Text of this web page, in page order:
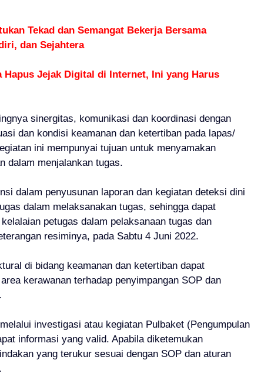
Tekad dan Semangat Bekerja Bersama
dan Sejahtera
Hapus Jejak Digital di Internet, Ini yang Harus
sinergitas, komunikasi dan koordinasi dengan
dan kondisi keamanan dan ketertiban pada lapas/
ini mempunyai tujuan untuk menyamakan
dalam menjalankan tugas.
dalam penyusunan laporan dan kegiatan deteksi dini
dalam melaksanakan tugas, sehingga dapat
petugas dalam pelaksanaan tugas dan
resiminya, pada Sabtu 4 Juni 2022.
di bidang keamanan dan ketertiban dapat
kerawanan terhadap penyimpangan SOP dan
investigasi atau kegiatan Pulbaket (Pengumpulan
informasi yang valid. Apabila diketemukan
yang terukur sesuai dengan SOP dan aturan